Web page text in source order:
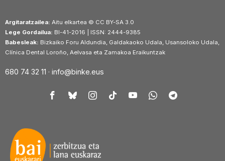
Argitaratzailea: Aitu elkartea © CC BY-SA 3.0
Lege Gordailua: BI-41-2016 | ISSN: 2444-9385
Babesleak: Bizkaiko Foru Aldundia, Galdakaoko Udala, Usansoloko Udala,
Clínica Dental Loroño, Aelvasa eta Zamakoa Eraikuntzak
680 74 32 11 · info@binke.eus